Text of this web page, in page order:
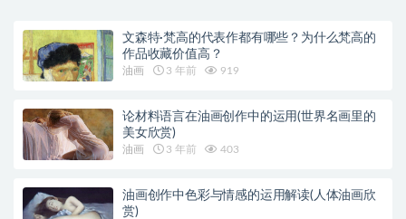
文森特·梵高的代表作都有哪些？为什么梵高的
作品收藏价值高？
油画 3 年前 919
论材料语言在油画创作中的运用(世界名画里的
美女欣赏)
油画 3 年前 403
油画创作中色彩与情感的运用解读(人体油画欣
赏)